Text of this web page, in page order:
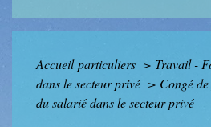
Accueil particuliers > Travail -
dans le secteur privé > Congé
du salarié dans le secteur privé